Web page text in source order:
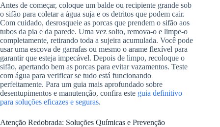
Antes de começar, coloque um balde ou recipiente grande sob
o sifão para coletar a água suja e os detritos que podem cair.
Com cuidado, desrosqueie as porcas que prendem o sifão aos
tubos da pia e da parede. Uma vez solto, remova-o e limpe-o
completamente, retirando toda a sujeira acumulada. Você pode
usar uma escova de garrafas ou mesmo o arame flexível para
garantir que esteja impecável. Depois de limpo, recoloque o
sifão, apertando bem as porcas para evitar vazamentos. Teste
com água para verificar se tudo está funcionando
perfeitamente. Para um guia mais aprofundado sobre
desentupimentos e manutenção, confira este guia definitivo
para soluções eficazes e seguras.
Atenção Redobrada: Soluções Químicas e Prevenção